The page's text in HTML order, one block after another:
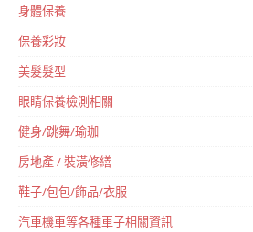
身體保養
保養彩妝
美髮髮型
眼睛保養檢測相關
健身/跳舞/瑜珈
房地產 / 裝潢修繕
鞋子/包包/飾品/衣服
汽車機車等各種車子相關資訊